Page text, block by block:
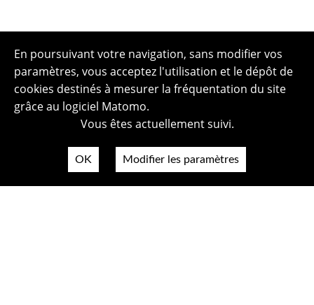
En poursuivant votre navigation, sans modifier vos
paramètres, vous acceptez l'utilisation et le dépôt de
cookies destinés à mesurer la fréquentation du site
grâce au logiciel Matomo.
Vous êtes actuellement suivi.
OK Modifier les paramètres